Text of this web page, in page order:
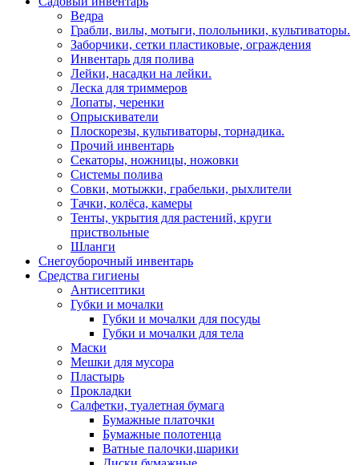
Ведра
Грабли, вилы, мотыги, полольники, культиваторы.
Заборчики, сетки пластиковые, ограждения
Инвентарь для полива
Лейки, насадки на лейки.
Леска для триммеров
Лопаты, черенки
Опрыскиватели
Плоскорезы, культиваторы, торнадика.
Прочий инвентарь
Секаторы, ножницы, ножовки
Системы полива
Совки, мотыжки, грабельки, рыхлители
Тачки, колёса, камеры
Тенты, укрытия для растений, круги
приствольные
Шланги
Снегоуборочный инвентарь
Средства гигиены
Антисептики
Губки и мочалки
Губки и мочалки для посуды
Губки и мочалки для тела
Маски
Мешки для мусора
Пластырь
Прокладки
Салфетки, туалетная бумага
Бумажные платочки
Бумажные полотенца
Ватные палочки,шарики